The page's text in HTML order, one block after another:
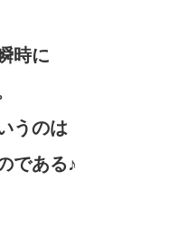
時に
うのは
である♪